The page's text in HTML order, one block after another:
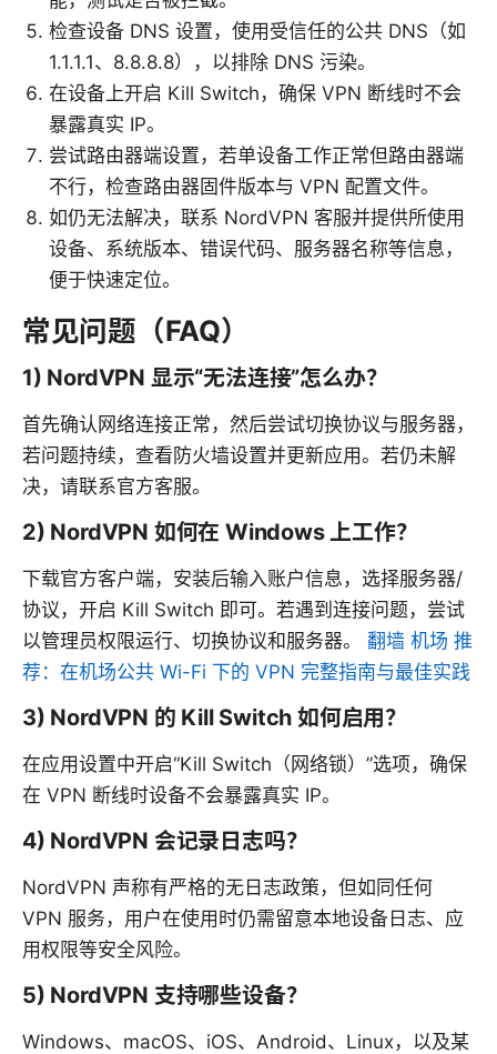
检查设备 DNS 设置，使用受信任的公共 DNS（如
1.1.1.1、8.8.8.8），以排除 DNS 污染。
在设备上开启 Kill Switch，确保 VPN 断线时不会
暴露真实 IP。
尝试路由器端设置，若单设备工作正常但路由器端
不行，检查路由器固件版本与 VPN 配置文件。
如仍无法解决，联系 NordVPN 客服并提供所使用
设备、系统版本、错误代码、服务器名称等信息，
便于快速定位。
常见问题（FAQ）
1) NordVPN 显示“无法连接”怎么办？
首先确认网络连接正常，然后尝试切换协议与服务器，
若问题持续，查看防火墙设置并更新应用。若仍未解
决，请联系官方客服。
2) NordVPN 如何在 Windows 上工作？
下载官方客户端，安装后输入账户信息，选择服务器/
协议，开启 Kill Switch 即可。若遇到连接问题，尝试
以管理员权限运行、切换协议和服务器。 翻墙 机场 推
荐：在机场公共 Wi-Fi 下的 VPN 完整指南与最佳实践
3) NordVPN 的 Kill Switch 如何启用？
在应用设置中开启“Kill Switch（网络锁）”选项，确保
在 VPN 断线时设备不会暴露真实 IP。
4) NordVPN 会记录日志吗？
NordVPN 声称有严格的无日志政策，但如同任何
VPN 服务，用户在使用时仍需留意本地设备日志、应
用权限等安全风险。
5) NordVPN 支持哪些设备？
Windows、macOS、iOS、Android、Linux，以及某